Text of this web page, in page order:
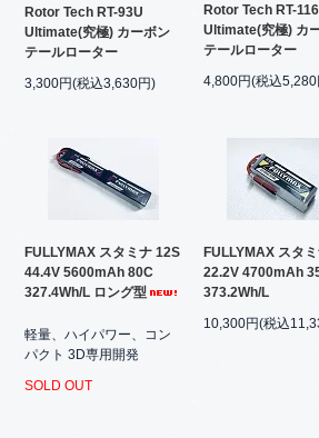
Rotor Tech RT-93U
Ultimate(究極) カーボン
テールローター
3,300円(税込3,630円)
Rotor Tech RT-
Ultimate(究極) カ
テールローター
4,800円(税込5,280
FULLYMAX スタミナ 12S
44.4V 5600mAh 80C
327.4Wh/L ロング型
軽量、ハイパワー、コン
パクト 3D専用開発
SOLD OUT
FULLYMAX スタ
22.2V 4700mAh
373.2Wh/L
10,300円(税込